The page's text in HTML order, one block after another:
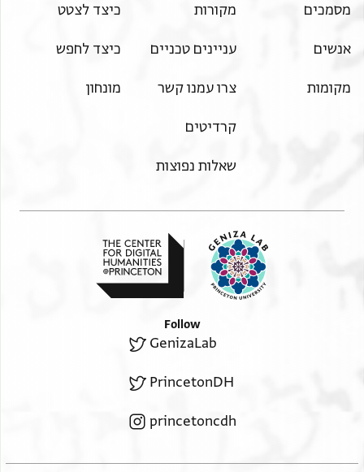
מסמכים
אנשים
מקומות
מקורות
עניינים טכניים
צרו עמנו קשר
קרדיטים
שאלות נפוצות
כיצד לצטט
כיצד לחפש
מונחון
Follow
GenizaLab
PrincetonDH
princetoncdh